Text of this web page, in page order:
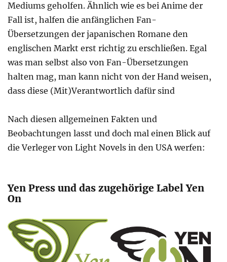
Mediums geholfen. Ähnlich wie es bei Anime der
Fall ist, halfen die anfänglichen Fan-
Übersetzungen der japanischen Romane den
englischen Markt erst richtig zu erschließen. Egal
was man selbst also von Fan-Übersetzungen
halten mag, man kann nicht von der Hand weisen,
dass diese (Mit)Verantwortlich dafür sind
Nach diesen allgemeinen Fakten und
Beobachtungen lasst und doch mal einen Blick auf
die Verleger von Light Novels in den USA werfen:
Yen Press und das zugehörige Label Yen
On